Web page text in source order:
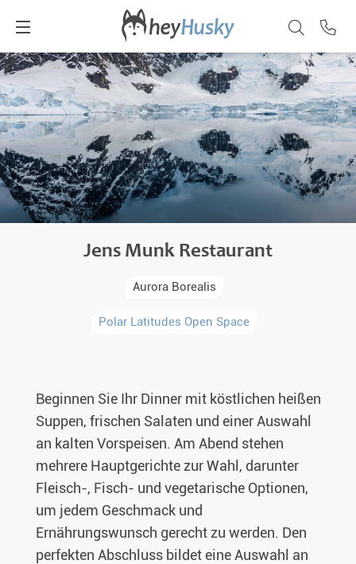
Jens Munk Restaurant
Aurora Borealis
Polar Latitudes Open Space
Beginnen Sie Ihr Dinner mit köstlichen heißen
Suppen, frischen Salaten und einer Auswahl
an kalten Vorspeisen. Am Abend stehen
mehrere Hauptgerichte zur Wahl, darunter
Fleisch-, Fisch- und vegetarische Optionen,
um jedem Geschmack und
Ernährungswunsch gerecht zu werden. Den
perfekten Abschluss bildet eine Auswahl an